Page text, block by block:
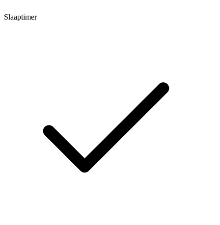
Slaaptimer